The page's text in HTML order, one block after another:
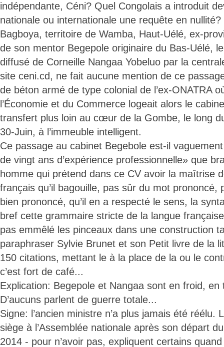
indépendante, Céni? Quel Congolais a introduit
nationale ou internationale une requête en
Bagboya, territoire de Wamba, Haut-Uélé, ex-
de son mentor Begepole originaire du Bas-Uélé,
diffusé de Corneille Nangaa Yobeluo par la
site ceni.cd, ne fait aucune mention de ce
de béton armé de type colonial de l’ex-ONATRA
l’Économie et du Commerce logeait alors le
transfert plus loin au cœur de la Gombe, le long
30-Juin, à l’immeuble intelligent.
Ce passage au cabinet Begebole est-il
de vingt ans d’expérience professionnelle» que
homme qui prétend dans ce CV avoir la maîtrise
français qu’il bagouille, pas sûr du mot prononcé,
bien prononcé, qu’il en a respecté le sens, la
bref cette grammaire stricte de la langue
pas emmêlé les pinceaux dans une construction
paraphraser Sylvie Brunet et son Petit livre de la
150 citations, mettant le à la place de la ou le
c’est fort de café...
Explication: Begepole et Nangaa sont en froid,
D’aucuns parlent de guerre totale...
Signe: l’ancien ministre n’a plus jamais été réélu.
siège à l’Assemblée nationale après son départ
2014 - pour n’avoir pas, expliquent certains